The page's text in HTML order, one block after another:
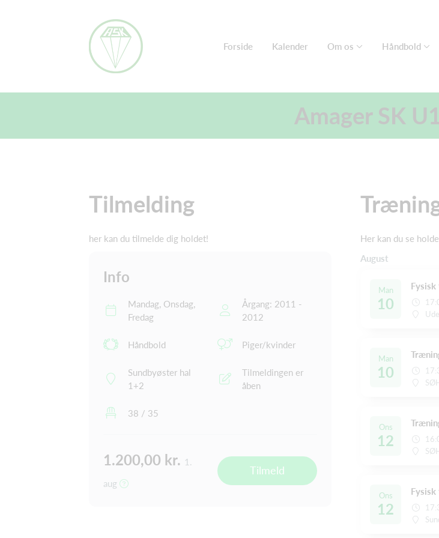
Forside Kalender Om os Håndbold
Amager SK
Tilmelding
her kan du tilmelde dig holdet!
Info
Mandag, Onsdag,
Fredag
Årgang: 2011 -
2012
Håndbold Piger/kvinder
Sundbyøster hal
1+2
Tilmeldingen er
åben
38 / 35
1.200,00 kr. 1.
aug
Tilmeld
Her kan du se
August
Man
10
Man
10
Ons
12
Ons
12